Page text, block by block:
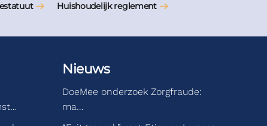
Huishoudelijk reglement
Nieuws
DoeMee onderzoek Zorgfraude:
ma…